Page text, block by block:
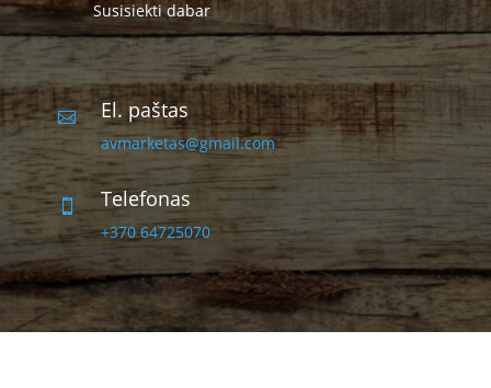
Susisiekti dabar
 El. paštas
avmarketas@gmail.com
 Telefonas
+370 64725070